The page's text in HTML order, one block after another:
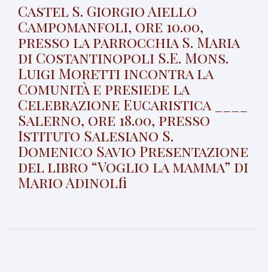
Castel S. Giorgio Aiello
Campomanfoli, ore 10.00,
presso la parrocchia S. Maria
di Costantinopoli S.E. Mons.
Luigi Moretti incontra la
Comunità e presiede la
Celebrazione Eucaristica ____
Salerno, ore 18.00, presso
Istituto Salesiano S.
Domenico Savio Presentazione
del libro “Voglio la mamma” di
Mario Adinolfi